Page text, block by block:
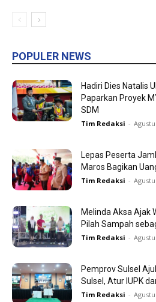
POPULER NEWS
Hadiri Dies Natalis
Paparkan Proyek
SDM
Tim Redaksi -
Lepas Peserta
Maros Bagikan
Tim Redaksi -
Melinda Aksa Ajak
Pilah Sampah
Tim Redaksi -
Pemprov Sulsel
Sulsel, Atur IUPK
Tim Redaksi -